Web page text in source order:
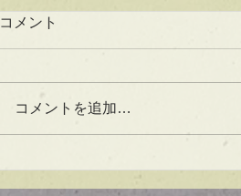
バスオイル★
コメント
コメントを追加…